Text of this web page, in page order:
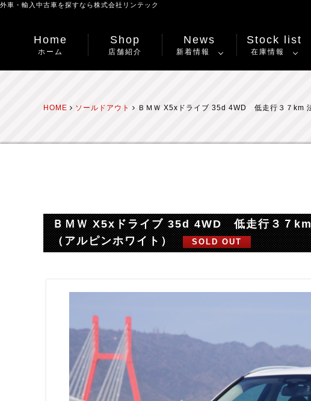
外車・輸入中古車を探すなら株式会社リンテック
Home
ホーム
Shop
店舗紹介
News
新着情報
Stock list
在庫情報
HOME ソールドアウト ＢＭＷ X5xドライブ 35d 4WD 低走行３７km
ＢＭＷ X5xドライブ 35d 4WD 低走行３７km
（アルピンホワイト）
SOLD OUT